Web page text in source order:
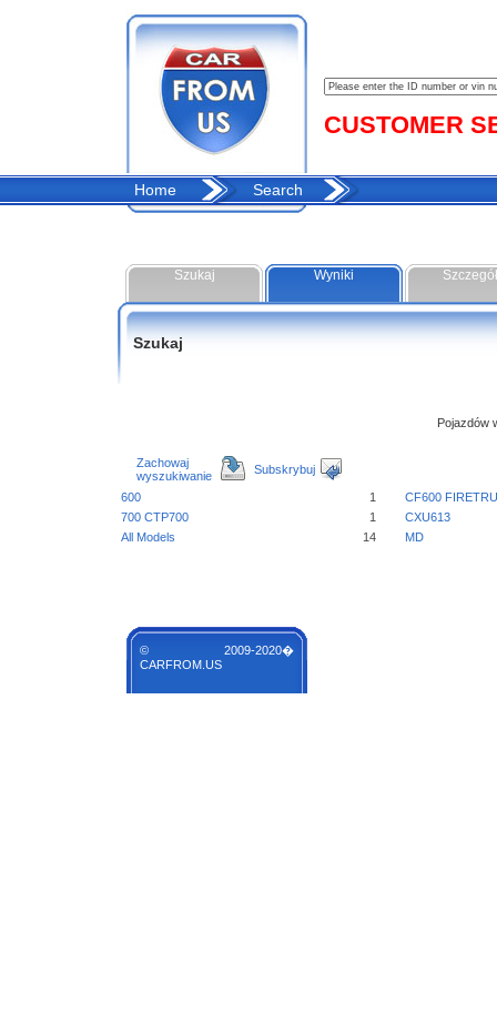
CUSTOMER
Home Search
Szukaj Wyniki
Szukaj
Pojazdów
Zachowaj
wyszukiwanie
Subskrybuj
600 1
CF600
700 CTP700
1
CXU613
All Models
14 MD
© 2009-2020�
CARFROM.US